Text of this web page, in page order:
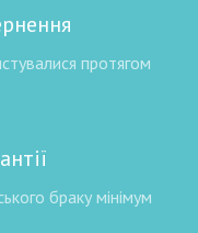
протягом
браку мінімум